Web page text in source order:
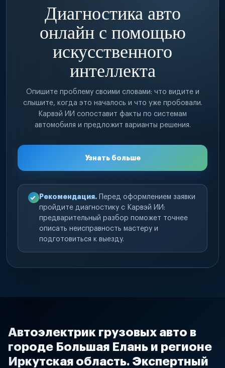
Диагностика авто
онлайн с помощью
искусственного
интеллекта
Опишите проблему своими словами: что видите и
слышите, когда это началось и что уже пробовали.
Карвэй ИИ сопоставит факты по системам
автомобиля и предложит варианты решения.
Узнать больше
Рекомендация. Перед оформлением заявки
пройдите диагностику с Карвэй ИИ:
предварительный разбор поможет точнее
описать неисправность мастеру и
подготовиться к выезду.
Автоэлектрик грузовых авто в
городе Большая Елань и регионе
Иркутская область. Экспертный